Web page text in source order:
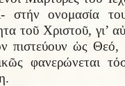
στήν ονομασία
τοῦ Χριστοῦ, γι’
πιστεύουν ὡς
φανερώνεται